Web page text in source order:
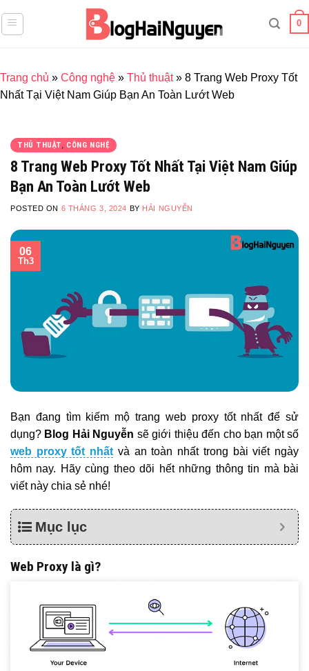
to
0
Trang chủ » Công nghệ » Thủ thuật» 8 Trang Web Proxy Tốt
Nhất Tại Việt Nam Giúp Bạn An Toàn Lướt Web
THỦ THUẬT, CÔNG NGHỆ
8 Trang Web Proxy Tốt Nhất Tại Việt Nam Giúp
Bạn An Toàn Lướt Web
POSTED ON 6 THÁNG 3, 2024 BY HẢI NGUYỄN
06
Th3
Bạn đang tìm kiếm mộ trang web proxy tốt nhất để sử
dụng? Blog Hải Nguyễn sẽ giới thiệu đến cho bạn một số
web proxy tốt nhất và an toàn nhất trong bài viết ngày
hôm nay. Hãy cùng theo dõi hết những thông tin mà bài
viết này chia sẻ nhé!
Mục lục
Web Proxy là gì?